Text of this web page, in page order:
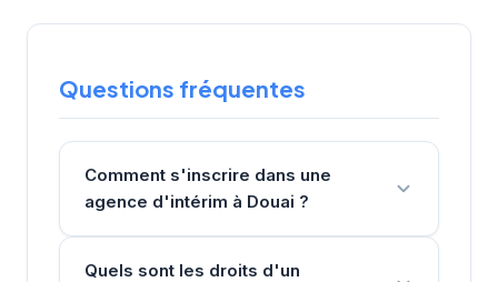
Questions fréquentes
Comment s'inscrire dans une
agence d'intérim à Douai ?
Quels sont les droits d'un